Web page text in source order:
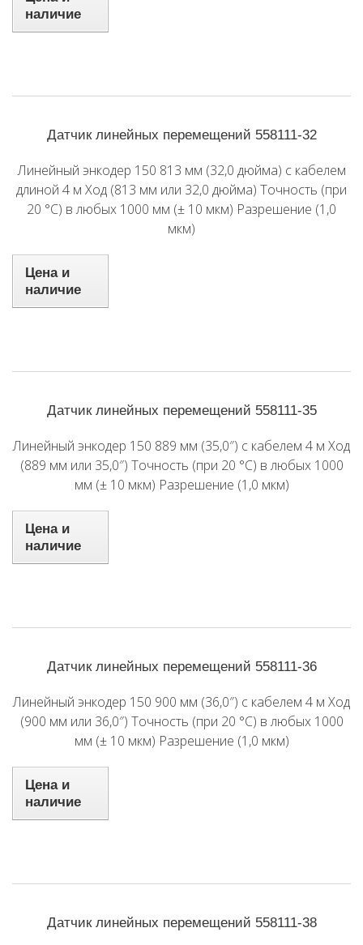
наличие
Датчик линейных перемещений 558111-32
Линейный энкодер 150 813 мм (32,0 дюйма) с кабелем
длиной 4 м Ход (813 мм или 32,0 дюйма) Точность (при
20 °C) в любых 1000 мм (± 10 мкм) Разрешение (1,0
мкм)
Цена и
наличие
Датчик линейных перемещений 558111-35
Линейный энкодер 150 889 мм (35,0″) с кабелем 4 м Ход
(889 мм или 35,0″) Точность (при 20 °C) в любых 1000
мм (± 10 мкм) Разрешение (1,0 мкм)
Цена и
наличие
Датчик линейных перемещений 558111-36
Линейный энкодер 150 900 мм (36,0″) с кабелем 4 м Ход
(900 мм или 36,0″) Точность (при 20 °C) в любых 1000
мм (± 10 мкм) Разрешение (1,0 мкм)
Цена и
наличие
Датчик линейных перемещений 558111-38